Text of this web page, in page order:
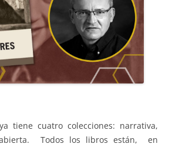
tiene cuatro colecciones: narrativa,
Todos los libros están, en